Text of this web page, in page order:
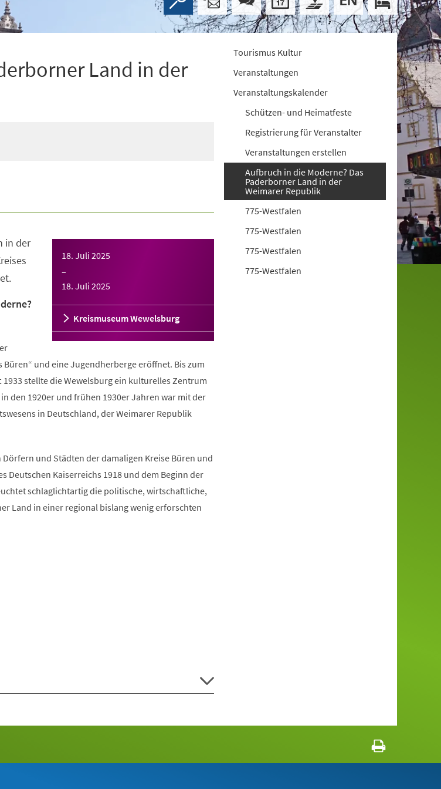
Land in der
18. Juli 2025
–
18. Juli 2025
Kreismuseum Wewelsburg
in der
und eine Jugendherberge eröffnet. Bis zum
stellte die Wewelsburg ein kulturelles Zentrum
den 1920er und frühen 1930er Jahren war mit der
in Deutschland, der Weimarer Republik
und Städten der damaligen Kreise Büren und
Deutschen Kaiserreichs 1918 und dem Beginn der
schlaglichtartig die politische, wirtschaftliche,
Land in einer regional bislang wenig erforschten
Tourismus Kultur
Veranstaltungen
Veranstaltungskalender
Schützen- und Heimatfeste
Registrierung für Veranstalter
Veranstaltungen erstellen
Aufbruch in die Moderne? Das
Paderborner Land in der
Weimarer Republik
775-Westfalen
775-Westfalen
775-Westfalen
775-Westfalen